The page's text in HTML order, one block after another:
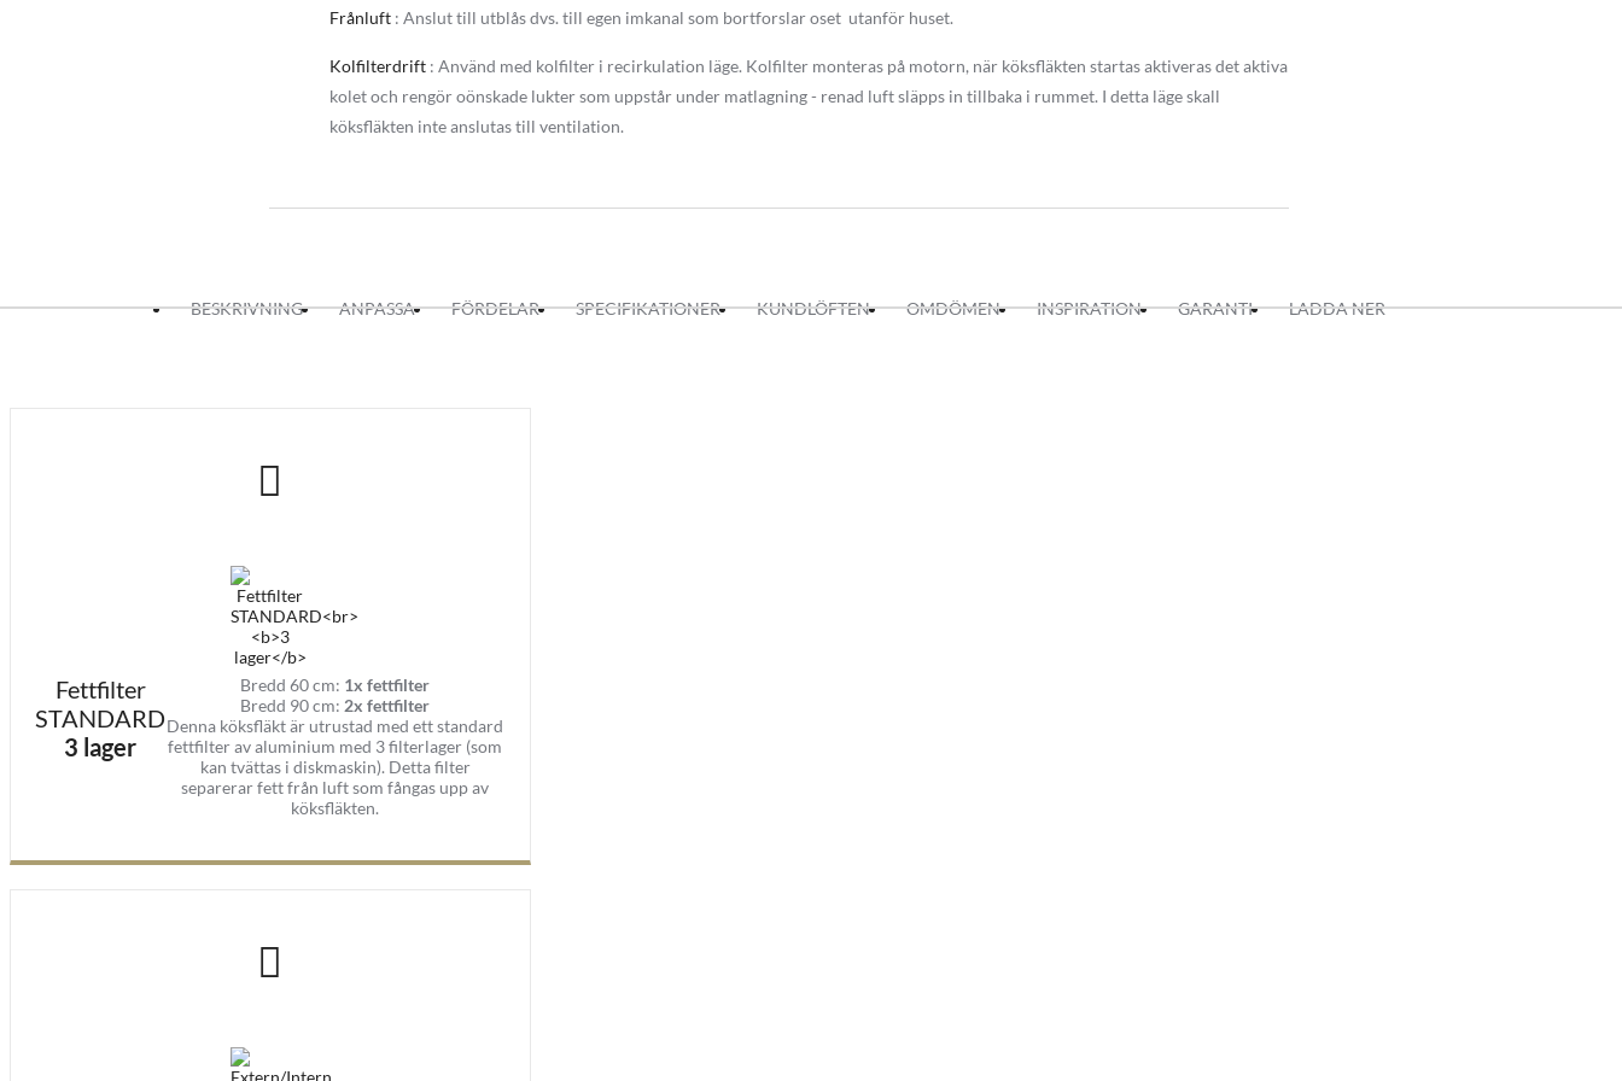
Köksfläkten kontrolleras med modern soft touch styrning. Som tillval kan man styra köksfläkten med fjärrkontroll. Via styrningen kan du
bland annat kontrollera hastigheten på motorn, tända och släcka belysningen och sätta köksfläkten på eftergång läge med en 8 min timer
som sköter automatisk avstängning av köksfläktens motor.
Denna inbyggnads köksfläkt finns tillgänglig i bredd: 60 cm och 90 cm
Kallrasskydd 150 / övergång till 125
Frånluft : Anslut till utblås dvs. till egen imkanal som bortforslar oset utanför huset.
Kolfilterdrift : Använd med kolfilter i recirkulation läge. Kolfilter monteras på motorn, när köksfläkten startas aktiveras det aktiva
kolet och rengör oönskade lukter som uppstår under matlagning - renad luft släpps in tillbaka i rummet. I detta läge skall
köksfläkten inte anslutas till ventilation.
BESKRIVNING ANPASSA FÖRDELAR SPECIFIKATIONER KUNDLÖFTEN OMDÖMEN INSPIRATION GARANTI LADDA NER
Fettfilter
STANDARD
3 lager
Bredd 60 cm: 1x fettfilter
Bredd 90 cm: 2x fettfilter
Denna köksfläkt är utrustad med ett standard
fettfilter av aluminium med 3 filterlager (som
kan tvättas i diskmaskin). Detta filter
separerar fett från luft som fångas upp av
köksfläkten.